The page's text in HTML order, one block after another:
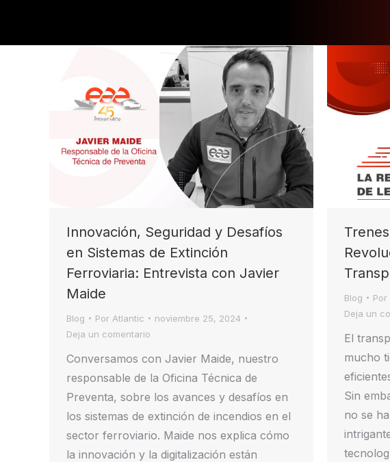
Innovación, Seguridad y Desafíos
en Sistemas de Extinción
Ferroviaria: Entrevista con Javier
Maide
Blog Por Atlantic
noviembre 25, 2024
Deja un comentario
Conversamos con Javier Maide, nuestro
responsable de la Oficina Técnica de
Preventa, sobre los avances y desafíos en
los sistemas de extinción de incendios en el
sector ferroviario. Maide nos explica cómo
la innovación y la digitalización están
Blog Por
Deja un
El
mucho
Sin
no se